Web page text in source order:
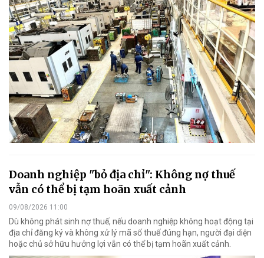
Doanh nghiệp "bỏ địa chỉ": Không nợ thuế
vẫn có thể bị tạm hoãn xuất cảnh
09/08/2026 11:00
Dù không phát sinh nợ thuế, nếu doanh nghiệp không hoạt động tại
địa chỉ đăng ký và không xử lý mã số thuế đúng hạn, người đại diện
hoặc chủ sở hữu hưởng lợi vẫn có thể bị tạm hoãn xuất cảnh.